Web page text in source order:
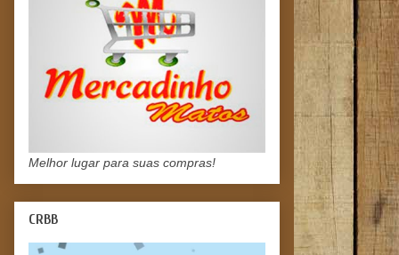
Melhor lugar para suas compras!
CRBB